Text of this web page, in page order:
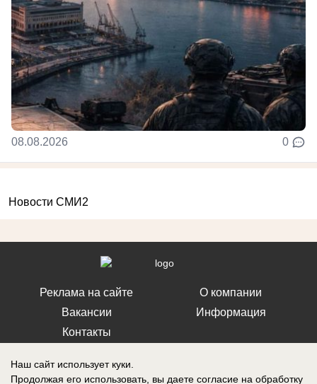
08.08.2026 0
Новости СМИ2
Реклама на сайте
Вакансии
Контакты
О компании
Информация
Наш сайт использует куки.
Продолжая его использовать, вы даете согласие на обработку